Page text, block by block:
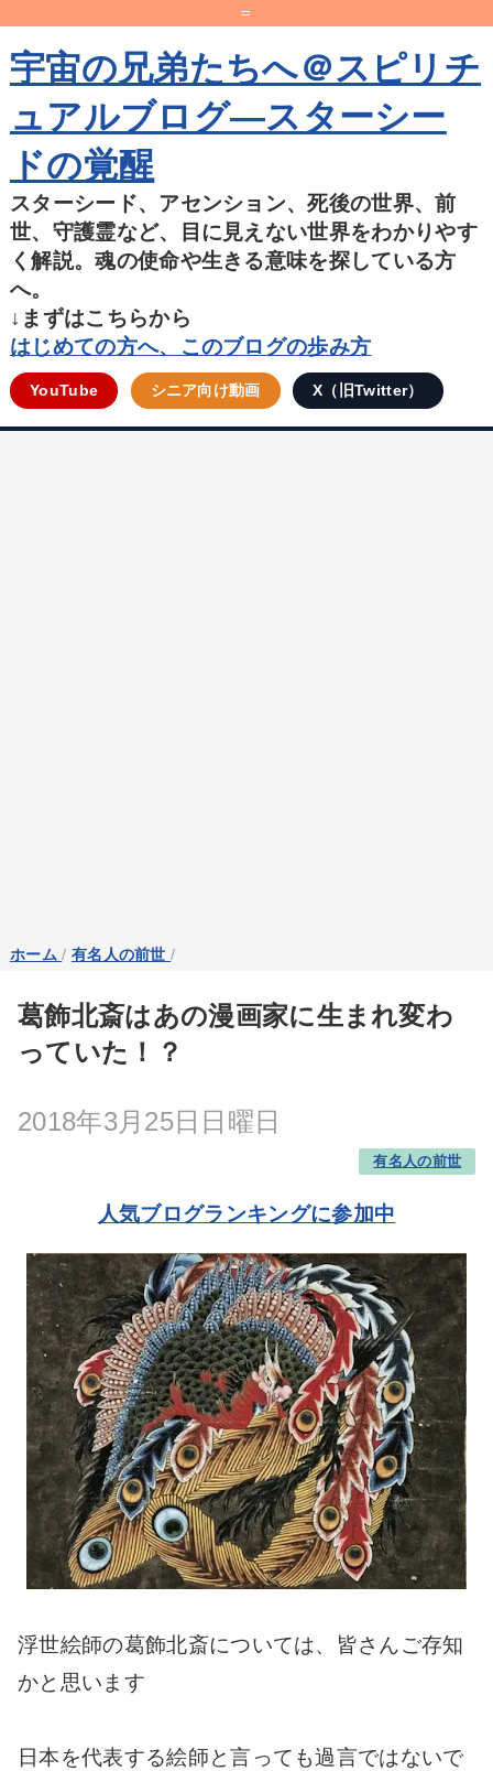
=
宇宙の兄弟たちへ＠スピリチ
ュアルブログ―スターシー
ドの覚醒
スターシード、アセンション、死後の世界、前
世、守護霊など、目に見えない世界をわかりやす
く解説。魂の使命や生きる意味を探している方
へ。
↓まずはこちらから
はじめての方へ、このブログの歩み方
YouTube シニア向け動画 X（旧Twitter）
ホーム / 有名人の前世 /
葛飾北斎はあの漫画家に生まれ変わ
っていた！？
2018年3月25日日曜日
有名人の前世
人気ブログランキングに参加中
浮世絵師の葛飾北斎については、皆さんご存知
かと思います
日本を代表する絵師と言っても過言ではないで